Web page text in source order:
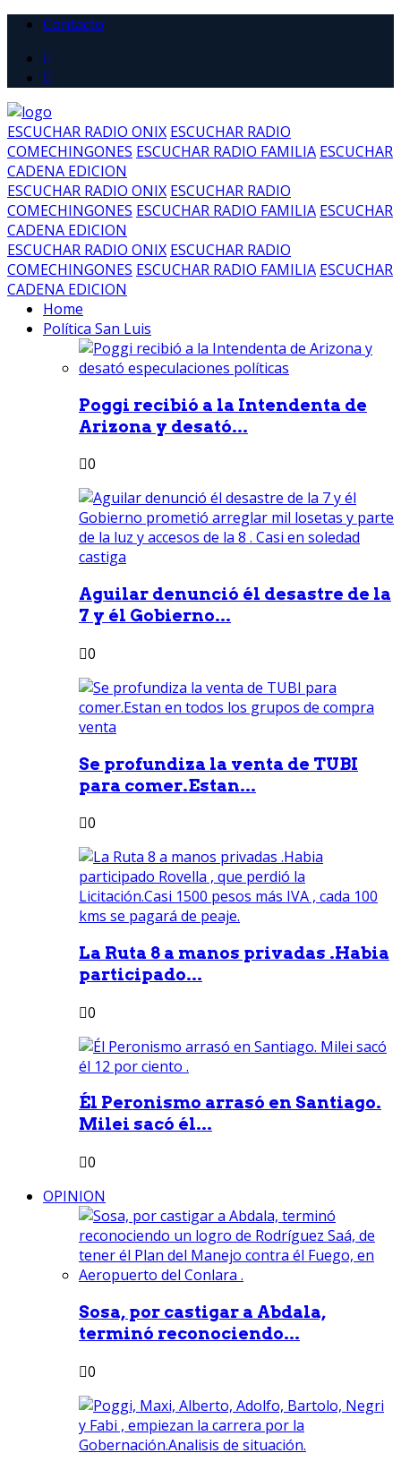
Contacto
ESCUCHAR RADIO ONIX ESCUCHAR RADIO
COMECHINGONES ESCUCHAR RADIO FAMILIA ESCUCHAR
CADENA EDICION
ESCUCHAR RADIO ONIX ESCUCHAR RADIO
COMECHINGONES ESCUCHAR RADIO FAMILIA ESCUCHAR
CADENA EDICION
ESCUCHAR RADIO ONIX ESCUCHAR RADIO
COMECHINGONES ESCUCHAR RADIO FAMILIA ESCUCHAR
CADENA EDICION
Home
Política San Luis
Poggi recibió a la Intendenta de
Arizona y desató...
0
Aguilar denunció él desastre de la
7 y él Gobierno...
0
Se profundiza la venta de TUBI
para comer.Estan...
0
La Ruta 8 a manos privadas .Habia
participado...
0
Él Peronismo arrasó en Santiago.
Milei sacó él...
0
OPINION
Sosa, por castigar a Abdala,
terminó reconociendo...
0